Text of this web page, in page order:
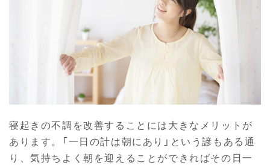
寝起きの不調を改善することには大きなメリットが
あります。「一日の計は朝にあり」という諺もある通
り、気持ちよく朝を迎えることができればその日一